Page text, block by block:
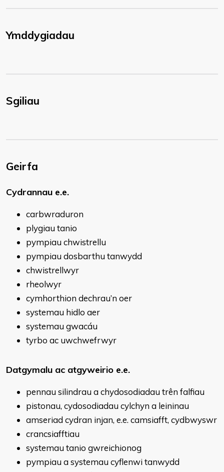
Ymddygiadau
Sgiliau
Geirfa
​Cydrannau e.e.
carbwraduron
plygiau tanio
pympiau chwistrellu
pympiau dosbarthu tanwydd
chwistrellwyr
rheolwyr
cymhorthion dechrau’n oer
systemau hidlo aer
systemau gwacáu
tyrbo ac uwchwefrwyr
Datgymalu ac atgyweirio e.e.
pennau silindrau a chydosodiadau trên falfiau
pistonau, cydosodiadau cylchyn a leininau
amseriad cydran injan, e.e. camsiafft, cydbwyswr
crancsiafftiau
systemau tanio gwreichionog
pympiau a systemau cyflenwi tanwydd